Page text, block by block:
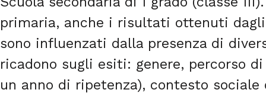
primaria, anche i risultati ottenuti
sono influenzati dalla presenza di
ricadono sugli esiti: genere, percorso
un anno di ripetenza), contesto sociale